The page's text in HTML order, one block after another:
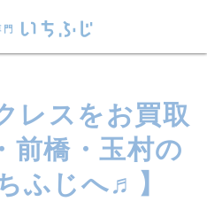
レスをお買取
前橋・玉村の
ふじへ♬】